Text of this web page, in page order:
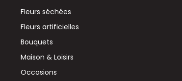
Fleurs séchées
Fleurs artificielles
Bouquets
Maison & Loisirs
Occasions